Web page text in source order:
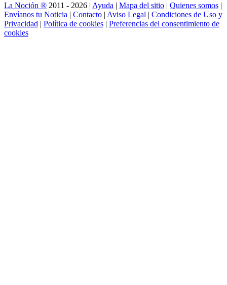
La Noción ® 2011 - 2026 | Ayuda | Mapa del sitio | Quienes somos |
Envíanos tu Noticia | Contacto | Aviso Legal | Condiciones de Uso y
Privacidad | Política de cookies | Preferencias del consentimiento de
cookies